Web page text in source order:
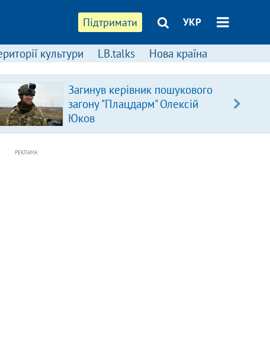
Підтримати УКР
культури LB.talks Нова країна
Загинув керівник пошукового
загону "Плацдарм" Олексій
Юков
РЕКЛАМА